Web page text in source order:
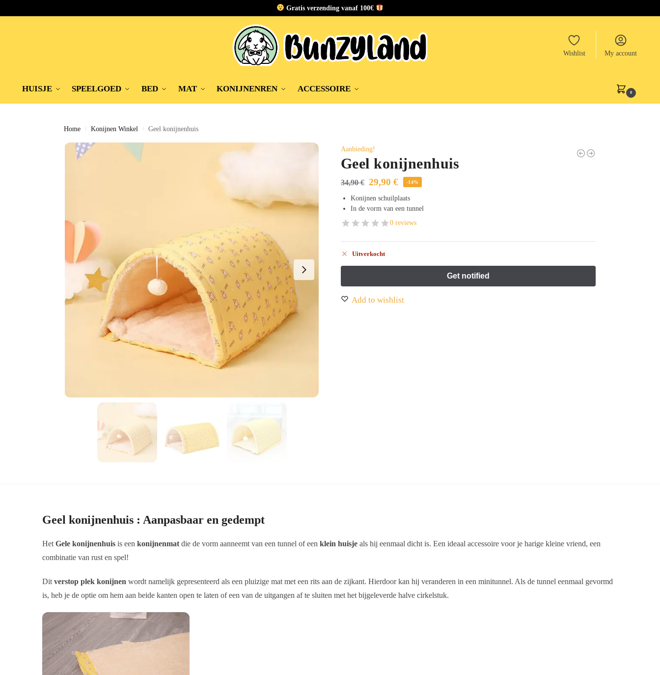
Gratis verzending vanaf 100€
Wishlist My account
HUISJE SPEELGOED BED MAT KONIJNENREN ACCESSOIRE 0
Home / Konijnen Winkel / Geel konijnenhuis
Aanbieding!
Geel konijnenhuis
34,90€ 29,90 € -14%
Konijnen schuilplaats
In de vorm van een tunnel
0 reviews
Uitverkocht
Add to wishlist
Geel konijnenhuis : Aanpasbaar en gedempt
HetGele konijnenhuisis eenkonijnenmat die de vorm aanneemt van een tunnel of eenklein huisje als hij eenmaal dicht is. Een ideaal accessoire voor je harige kleine vriend, een
combinatie van rust en spel!
Ditverstop plek konijnen wordt namelijk gepresenteerd als een pluizige mat met een rits aan de zijkant. Hierdoor kan hij veranderen in een minitunnel. Als de tunnel eenmaal gevormd
is, heb je de optie om hem aan beide kanten open te laten of een van de uitgangen af te sluiten met het bijgeleverde halve cirkelstuk.